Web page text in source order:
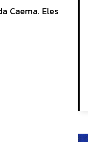
Caema. Eles